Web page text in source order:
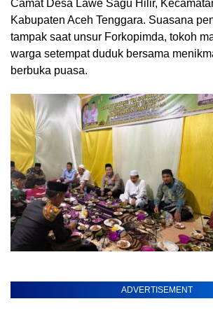
Camat Desa Lawe Sagu Hilir,
Kabupaten Aceh Tenggara. Suasana
tampak saat unsur Forkopimda, tokoh
warga setempat duduk bersama
berbuka puasa.
ADVERTISEMENT